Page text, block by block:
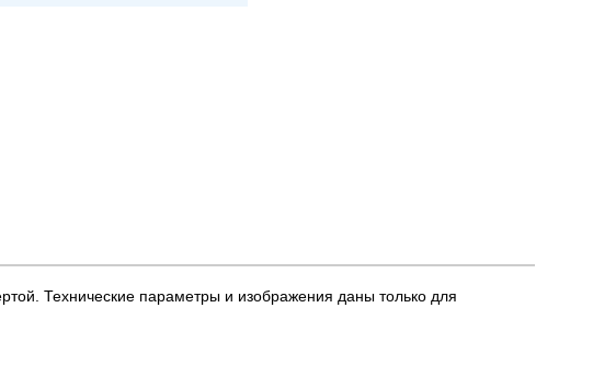
Технические параметры и изображения даны только для